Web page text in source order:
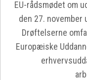
EU-rådsmødet om
den 27. november
Drøftelserne
Europæiske